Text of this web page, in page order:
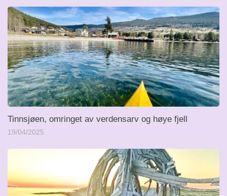
Tinnsjøen, omringet av verdensarv og høye fjell
19/04/2025